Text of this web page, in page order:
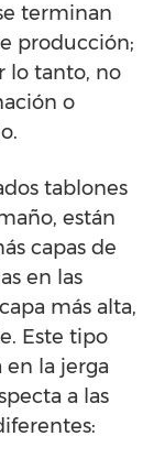
terminan
producción;
lo tanto, no
o
tablones
están
capas de
en las
más alta,
Este tipo
en la jerga
a las